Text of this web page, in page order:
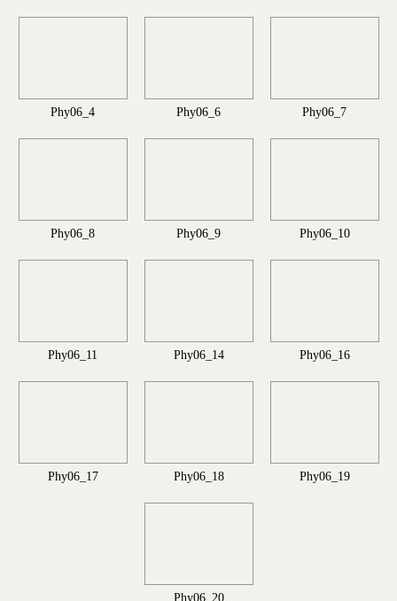
Phy06_4 Phy06_6 Phy06_7
Phy06_8 Phy06_9 Phy06_10
Phy06_11 Phy06_14 Phy06_16
Phy06_17 Phy06_18 Phy06_19
Phy06_20